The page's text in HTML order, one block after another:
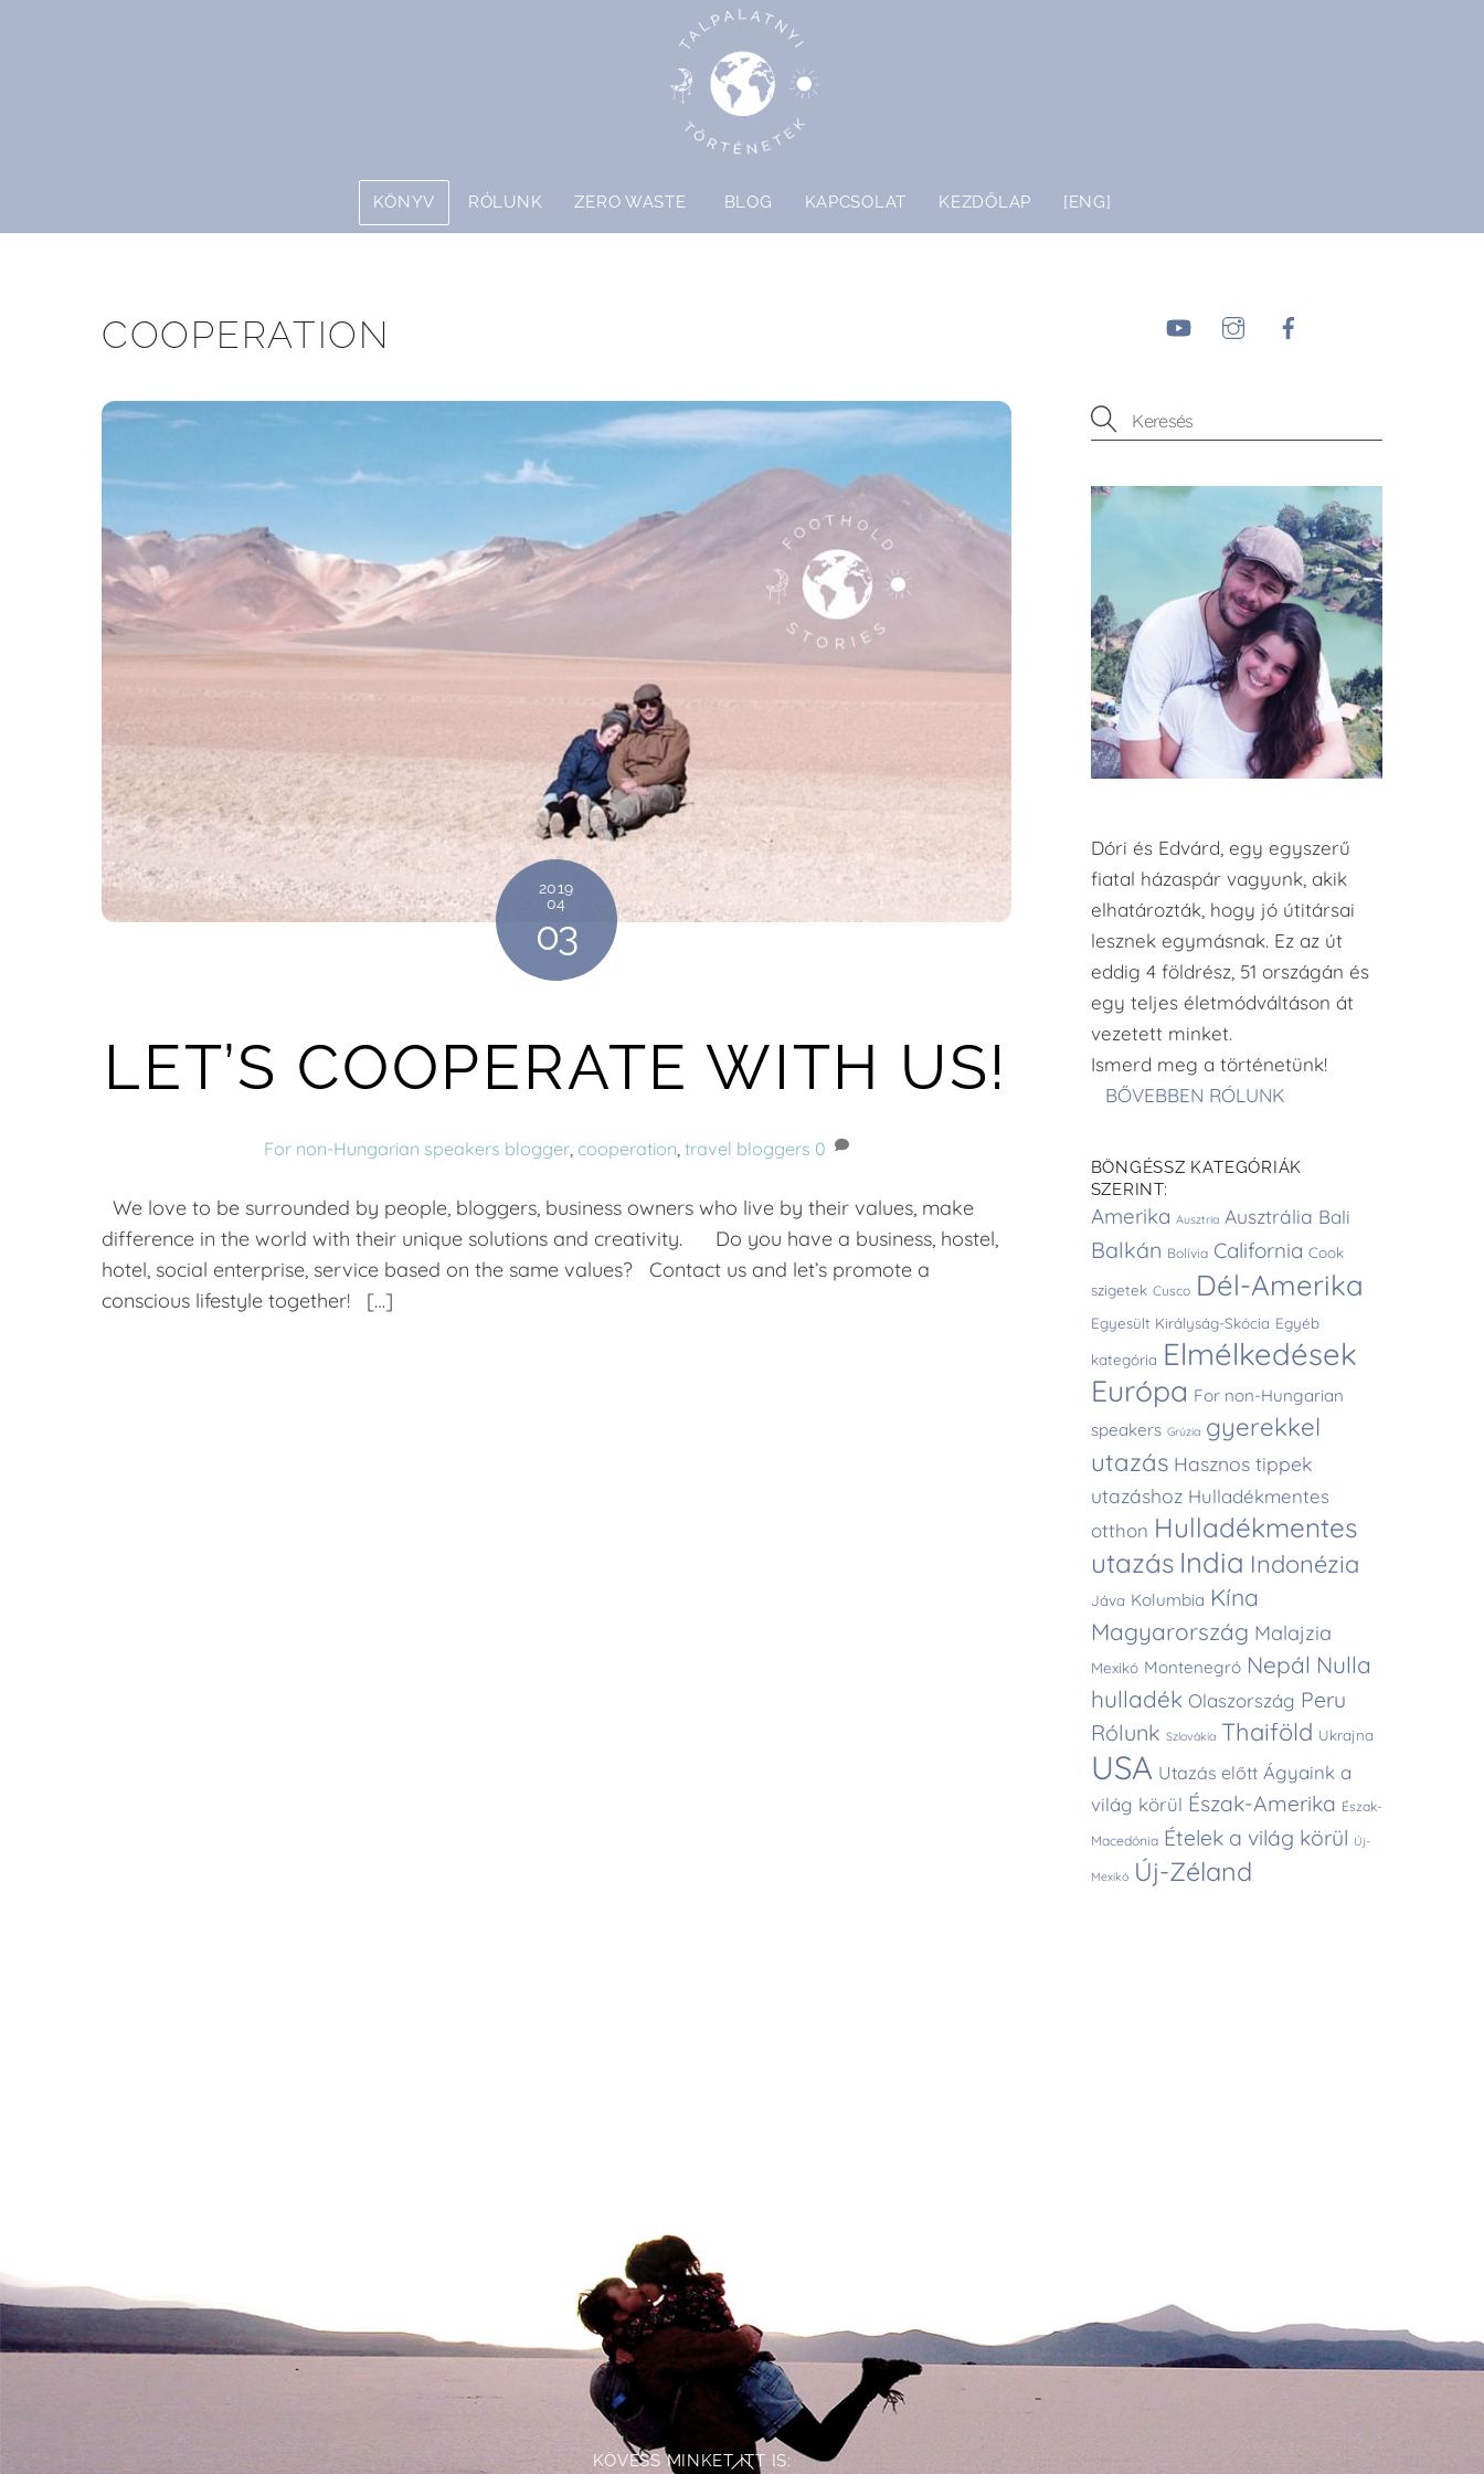
KÖNYV RÓLUNK ZERO WASTE BLOG KAPCSOLAT KEZDŐLAP [ENG]
COOPERATION
2019
04
03
LET’S COOPERATE WITH US!
For non-Hungarian speakers blogger, cooperation travel bloggers 0
We love to be surrounded by people, bloggers, business owners who live by their values, make
difference in the world with their unique solutions and creativity. Do you have a business, hostel,
hotel, social enterprise, service based on the same values? Contact us and let’s promote a
conscious lifestyle together! […]
YouTube Instagram
Dóri és Edvárd, egy egyszerű
fiatal házaspár vagyunk, akik
elhatározták, hogy jó útitársai
lesznek egymásnak. Ez az út
eddig 4 földrész, 51 országán és
egy teljes életmódváltáson át
vezetett minket.
Ismerd meg a történetünk!
BŐVEBBEN RÓLUNK
BÖNGÉSSZ KATEGÓRIÁK
SZERINT:
Amerika Ausztria Ausztrália Bali
Balkán Bolívia California Cook
szigetek Cusco Dél-Amerika
Egyesült Királyság-Skócia Egyéb
kategória Elmélkedések
Európa For non-Hungarian
speakers Grúzia gyerekkel
utazás Hasznos tippek
utazáshoz Hulladékmentes
otthon Hulladékmentes
utazás India Indonézia
Jáva Kolumbia Kína
Magyarország Malajzia
Mexikó Montenegró Nepál Nulla
hulladék Olaszország Peru
Rólunk Szlovákia Thaiföld Ukrajna
USA Utazás előtt Ágyaink a
világ körül Észak-Amerika Észak-
Macedónia Ételek a világ körül Új-
Mexikó Új-Zéland
Back
KÖVESS MINKET ITT IS: